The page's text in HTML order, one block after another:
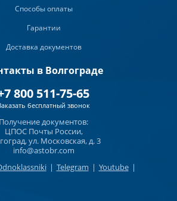
Способы оплаты
Гарантии
Доставка документов
в Волгограде
800 511-75-65
бесплатный звонок
Получение документов:
ЦПОС Почты России,
ул. Московская, д. 3
info@astobr.com
| Telegram | Youtube |